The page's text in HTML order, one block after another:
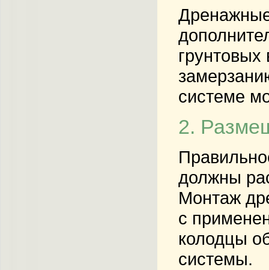
системе
2.
должны
Монтаж
с
колодцы
системы.